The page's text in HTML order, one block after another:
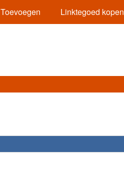
Toevoegen Linktegoed kopen